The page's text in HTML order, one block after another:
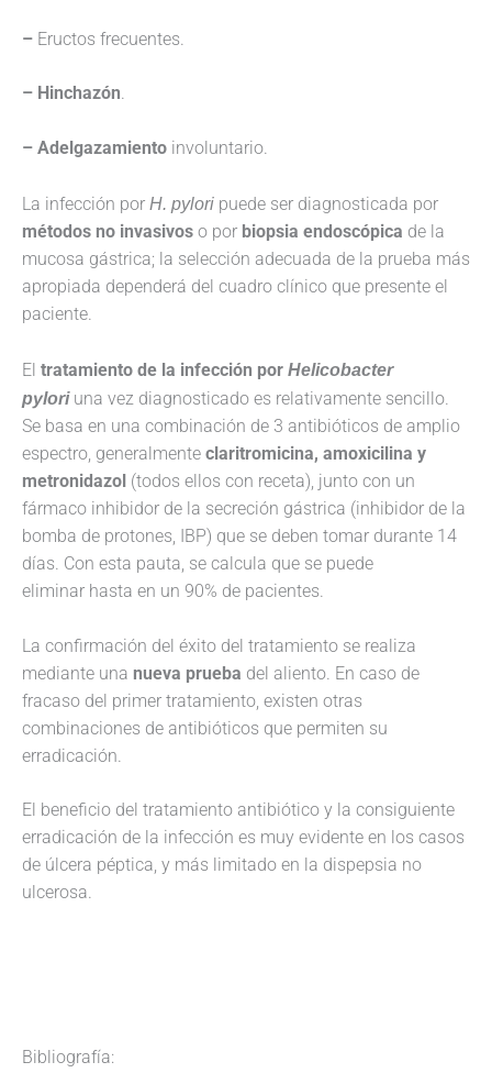
– Eructos frecuentes.
– Hinchazón.
– Adelgazamiento involuntario.
La infección por H. pylori puede ser diagnosticada por
métodos no invasivos o por biopsia endoscópica de la
mucosa gástrica; la selección adecuada de la prueba más
apropiada dependerá del cuadro clínico que presente el
paciente.
El tratamiento de la infección por Helicobacter
pyloriuna vez diagnosticado es relativamente sencillo.
Se basa en una combinación de 3 antibióticos de amplio
espectro, generalmente claritromicina, amoxicilina y
metronidazol (todos ellos con receta), junto con un
fármaco inhibidor de la secreción gástrica (inhibidor de la
bomba de protones, IBP) que se deben tomar durante 14
días. Con esta pauta, se calcula que se puede
eliminar hasta en un 90% de pacientes.
La confirmación del éxito del tratamiento se realiza
mediante una nueva prueba del aliento. En caso de
fracaso del primer tratamiento, existen otras
combinaciones de antibióticos que permiten su
erradicación.
El beneficio del tratamiento antibiótico y la consiguiente
erradicación de la infección es muy evidente en los casos
de úlcera péptica, y más limitado en la dispepsia no
ulcerosa.
Bibliografía: